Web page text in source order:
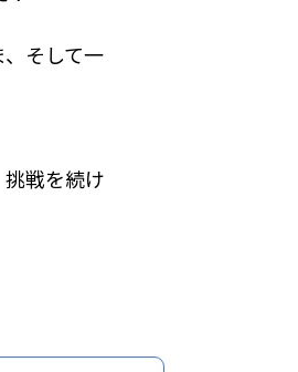
そして一
戦を続け